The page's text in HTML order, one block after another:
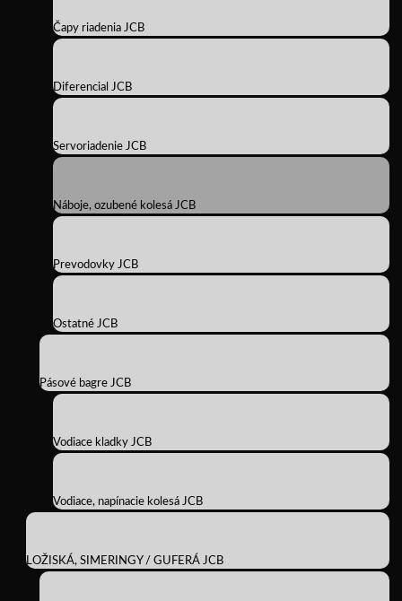
Čapy riadenia JCB
Diferencial JCB
Servoriadenie JCB
Náboje, ozubené kolesá JCB
Prevodovky JCB
Ostatné JCB
Pásové bagre JCB
Vodiace kladky JCB
Vodiace, napínacie kolesá JCB
LOŽISKÁ, SIMERINGY / GUFERÁ JCB